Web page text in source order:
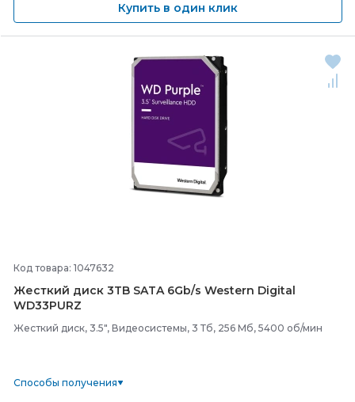
Купить в один клик
Код товара: 1047632
Жесткий диск 3TB SATA 6Gb/s Western Digital
WD33PURZ
Жесткий диск, 3.5", Видеосистемы, 3 Тб, 256 Мб, 5400 об/мин
Способы получения